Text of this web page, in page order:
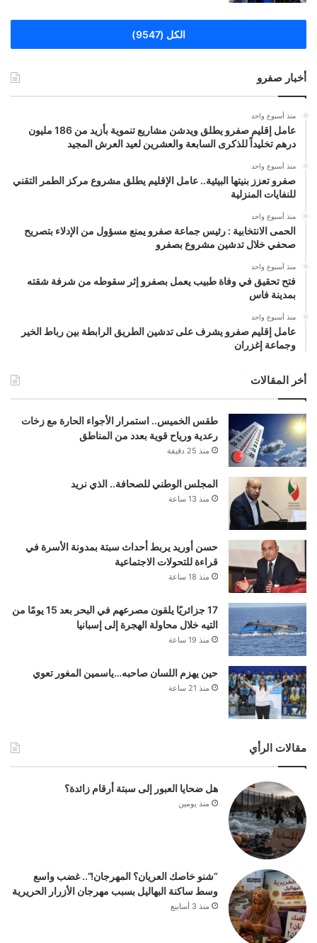
الكل (9547)
أخبار صفرو
منذ أسبوع واحد
عامل إقليم صفرو يطلق ويدشن مشاريع تنموية بأزيد من 186 مليون
درهم تخليداً للذكرى السابعة والعشرين لعيد العرش المجيد
منذ أسبوع واحد
صفرو تعزز بنيتها البيئية.. عامل الإقليم يطلق مشروع مركز الطمر التقني
للنفايات المنزلية
منذ أسبوع واحد
الحمى الانتخابية : رئيس جماعة صفرو يمنع مسؤول من الإدلاء بتصريح
صحفي خلال تدشين مشروع بصفرو
منذ أسبوع واحد
فتح تحقيق في وفاة طبيب يعمل بصفرو إثر سقوطه من شرفة شقته
بمدينة فاس
منذ أسبوع واحد
عامل إقليم صفرو يشرف على تدشين الطريق الرابطة بين رباط الخير
وجماعة إغزران
أخر المقالات
طقس الخميس.. استمرار الأجواء الحارة مع زخات
رعدية ورياح قوية بعدد من المناطق
منذ 25 دقيقة
المجلس الوطني للصحافة.. الذي نريد
منذ 13 ساعة
حسن أوريد يربط أحداث سبتة بمدونة الأسرة في
قراءة للتحولات الاجتماعية
منذ 18 ساعة
17 جزائريًا يلقون مصرعهم في البحر بعد 15 يومًا من
التيه خلال محاولة الهجرة إلى إسبانيا
منذ 19 ساعة
حين يهزم اللسان صاحبه…ياسمين المغور تعوي
منذ 21 ساعة
مقالات الرأي
هل ضحايا العبور إلى سبتة أرقام زائدة؟
منذ يومين
“شنو خاصك العريان؟ المهرجان!”.. غضب واسع
وسط ساكنة البهاليل بسبب مهرجان الأزرار الحريرية
منذ 3 أسابيع